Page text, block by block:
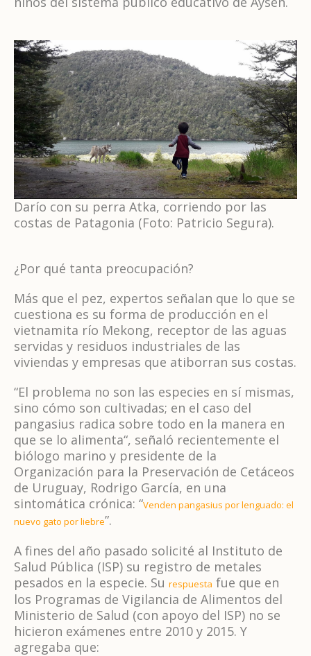
Darío con su perra Atka, corriendo por las
costas de Patagonia (Foto: Patricio Segura).
¿Por qué tanta preocupación?
Más que el pez, expertos señalan que lo que se
cuestiona es su forma de producción en el
vietnamita río Mekong, receptor de las aguas
servidas y residuos industriales de las
viviendas y empresas que atiborran sus costas.
“El problema no son las especies en sí mismas,
sino cómo son cultivadas; en el caso del
pangasius radica sobre todo en la manera en
que se lo alimenta“, señaló recientemente el
biólogo marino y presidente de la
Organización para la Preservación de Cetáceos
de Uruguay, Rodrigo García, en una
sintomática crónica: “Venden pangasius por lenguado: el
nuevo gato por liebre”.
A fines del año pasado solicité al Instituto de
Salud Pública (ISP) su registro de metales
pesados en la especie. Su respuesta fue que en
los Programas de Vigilancia de Alimentos del
Ministerio de Salud (con apoyo del ISP) no se
hicieron exámenes entre 2010 y 2015. Y
agregaba que: